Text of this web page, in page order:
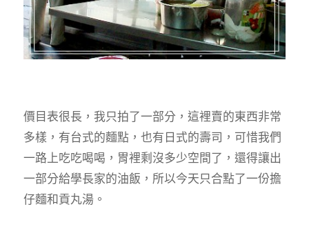
價目表很長，我只拍了一部分，這裡賣的東西非常
多樣，有台式的麵點，也有日式的壽司，可惜我們
一路上吃吃喝喝，胃裡剩沒多少空間了，還得讓出
一部分給學長家的油飯，所以今天只合點了一份擔
仔麵和貢丸湯。